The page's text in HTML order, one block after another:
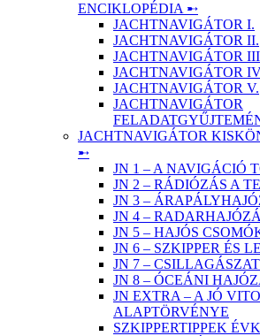
ENCIKLOPÉDIA ➸
JACHTNAVIGÁTOR I.
JACHTNAVIGÁTOR II.
JACHTNAVIGÁTOR
JACHTNAVIGÁTOR
JACHTNAVIGÁTOR V.
JACHTNAVIGÁTOR
JACHTNAVIGÁTOR
➸
JN 1 – A NAVIGÁCIÓ
JN 2 – RÁDIÓZÁS A
JN 3 –
JN 4 –
JN 5 – HAJÓS
JN 6 – SZKIPPER ÉS
JN 7 –
JN 8 – ÓCEÁNI
JN EXTRA – A JÓ
ALAPTÖRVÉNYE
SZKIPPERTIPPEK